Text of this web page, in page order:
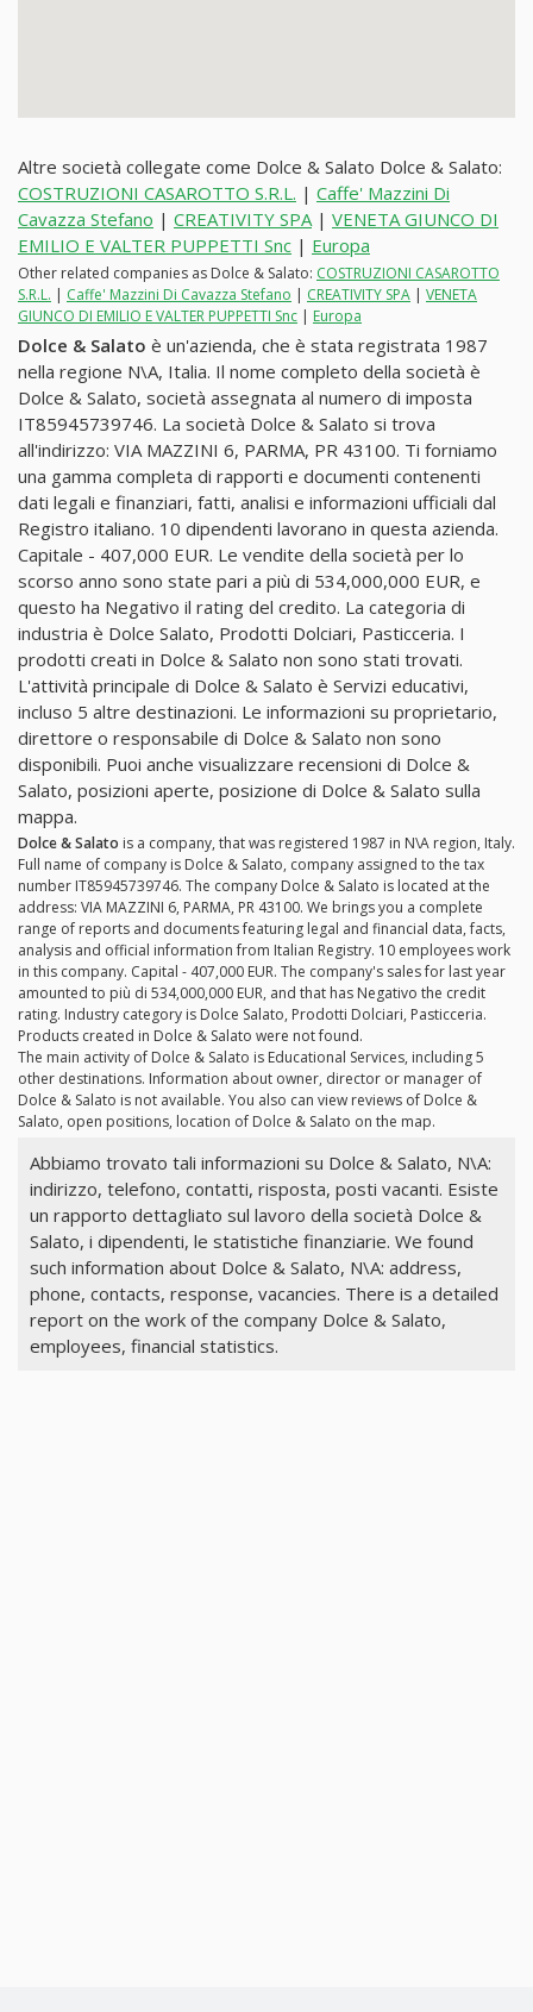
Altre società collegate come Dolce & Salato Dolce & Salato:
COSTRUZIONI CASAROTTO S.R.L. | Caffe' Mazzini Di
Cavazza Stefano | CREATIVITY SPA| VENETA GIUNCO DI
EMILIO E VALTER PUPPETTI Snc | Europa
Other related companies as Dolce & Salato: COSTRUZIONI CASAROTTO
S.R.L. | Caffe' Mazzini Di Cavazza Stefano | CREATIVITY SPA | VENETA
GIUNCO DI EMILIO E VALTER PUPPETTI Snc | Europa
Dolce & Salato è un'azienda, che è stata registrata 1987
nella regione N\A, Italia. Il nome completo della società è
Dolce & Salato, società assegnata al numero di imposta
IT85945739746. La società Dolce & Salato si trova
all'indirizzo: VIA MAZZINI 6, PARMA, PR 43100. Ti forniamo
una gamma completa di rapporti e documenti contenenti
dati legali e finanziari, fatti, analisi e informazioni ufficiali dal
Registro italiano. 10 dipendenti lavorano in questa azienda.
Capitale - 407,000 EUR. Le vendite della società per lo
scorso anno sono state pari a più di 534,000,000 EUR, e
questo ha Negativo il rating del credito. La categoria di
industria è Dolce Salato, Prodotti Dolciari, Pasticceria. I
prodotti creati in Dolce & Salato non sono stati trovati.
L'attività principale di Dolce & Salato è Servizi educativi,
incluso 5 altre destinazioni. Le informazioni su proprietario,
direttore o responsabile di Dolce & Salato non sono
disponibili. Puoi anche visualizzare recensioni di Dolce &
Salato, posizioni aperte, posizione di Dolce & Salato sulla
mappa.
Dolce & Salato is a company, that was registered 1987 in N\A region, Italy.
Full name of company is Dolce & Salato, company assigned to the tax
number IT85945739746. The company Dolce & Salato is located at the
address: VIA MAZZINI 6, PARMA, PR 43100. We brings you a complete
range of reports and documents featuring legal and financial data, facts,
analysis and official information from Italian Registry. 10 employees work
in this company. Capital - 407,000 EUR. The company's sales for last year
amounted to più di 534,000,000 EUR, and that has Negativo the credit
rating. Industry category is Dolce Salato, Prodotti Dolciari, Pasticceria.
Products created in Dolce & Salato were not found.
The main activity of Dolce & Salato is Educational Services, including 5
other destinations. Information about owner, director or manager of
Dolce & Salato is not available. You also can view reviews of Dolce &
Salato, open positions, location of Dolce & Salato on the map.
Abbiamo trovato tali informazioni su Dolce & Salato, N\A:
indirizzo, telefono, contatti, risposta, posti vacanti. Esiste
un rapporto dettagliato sul lavoro della società Dolce &
Salato, i dipendenti, le statistiche finanziarie. We found
such information about Dolce & Salato, N\A: address,
phone, contacts, response, vacancies. There is a detailed
report on the work of the company Dolce & Salato,
employees, financial statistics.